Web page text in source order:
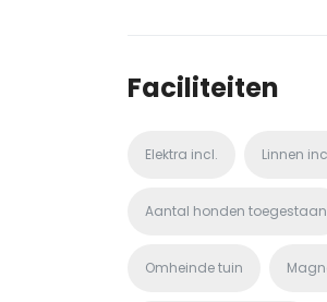
Faciliteiten
Elektra incl. Linnen
Aantal honden toegestaan
Omheinde tuin